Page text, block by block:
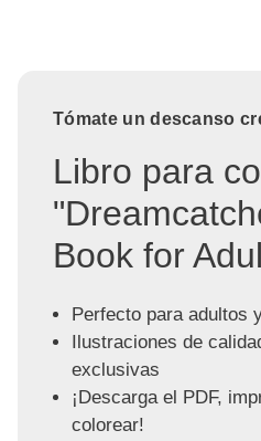
Tómate un descanso
Libro para
Book for
Perfecto para adultos
Ilustraciones de
exclusivas
¡Descarga el PDF,
colorear!